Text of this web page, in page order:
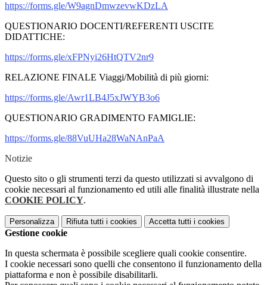
https://forms.gle/W9agnDmwzevwKDzLA
QUESTIONARIO DOCENTI/REFERENTI USCITE
DIDATTICHE:
https://forms.gle/xFPNyi26HtQTV2nr9
RELAZIONE FINALE Viaggi/Mobilità di più giorni:
https://forms.gle/Awr1LB4J5xJWYB3o6
QUESTIONARIO GRADIMENTO FAMIGLIE:
https://forms.gle/88VuUHa28WaNAnPaA
Notizie
Questo sito o gli strumenti terzi da questo utilizzati si avvalgono di
cookie necessari al funzionamento ed utili alle finalità illustrate nella
COOKIE POLICY.
Personalizza Rifiuta tutti i cookies Accetta tutti i cookies
Gestione cookie
In questa schermata è possibile scegliere quali cookie consentire.
I cookie necessari sono quelli che consentono il funzionamento della
piattaforma e non è possibile disabilitarli.